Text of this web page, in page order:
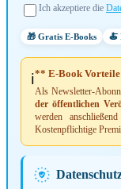
Ich akzeptiere die
🎁 Gratis E-Books 🍝
ℹ️** E-Book Vorteile
Als Newsletter-
der öffentlichen
werden
Kostenpflichtige